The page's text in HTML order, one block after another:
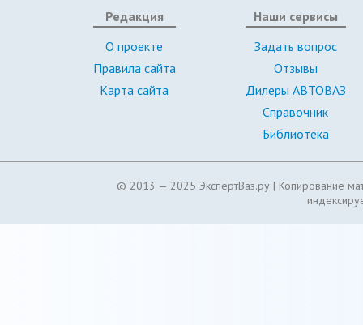
Редакция
О проекте
Правила сайта
Карта сайта
Наши сервисы
Задать вопрос
Отзывы
Дилеры АВТОВАЗ
Справочник
Библиотека
© 2013 — 2025 ЭкспертВаз.ру | Копирование